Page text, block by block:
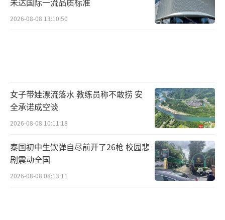
2026-08-08 13:10:50
女子带娃漂流落水 教练员称不敢捞 安
全承诺成空谈
2026-08-08 10:11:18
泰国初中生饮弹自尽前开了26枪 校园悲
剧震动全国
2026-08-08 08:13:11